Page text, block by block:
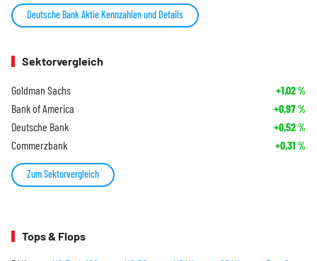
Deutsche Bank Aktie Kennzahlen und Details
Sektorvergleich
Goldman Sachs +1,02%
Bank of America +0,97%
Deutsche Bank +0,52%
Commerzbank +0,31 %
Zum Sektorvergleich
Tops & Flops